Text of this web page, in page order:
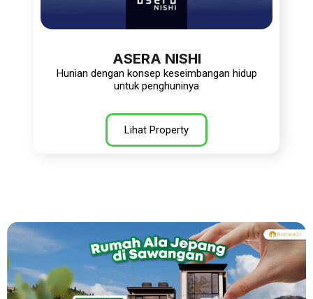
ASERA NISHI
Hunian dengan konsep keseimbangan hidup
untuk penghuninya
Lihat Property